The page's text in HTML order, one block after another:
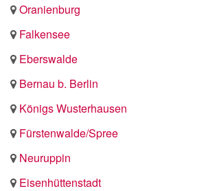
Oranienburg
Falkensee
Eberswalde
Bernau b. Berlin
Königs Wusterhausen
Fürstenwalde/Spree
Neuruppin
Eisenhüttenstadt